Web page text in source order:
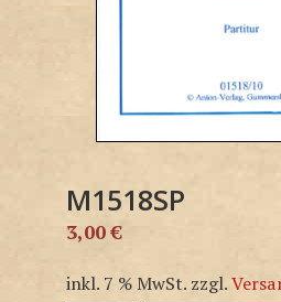
M1518SP
3,00€
inkl. 7 % MwSt. zzgl.